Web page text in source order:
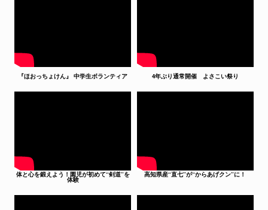
『ほおっちょけん』 中学生ボランティア 4年ぶり通常開催 よさこい祭り
体と心を鍛えよう！園児が初めて“剣道”を
体験
高知県産“直七”が“からあげクン”に！